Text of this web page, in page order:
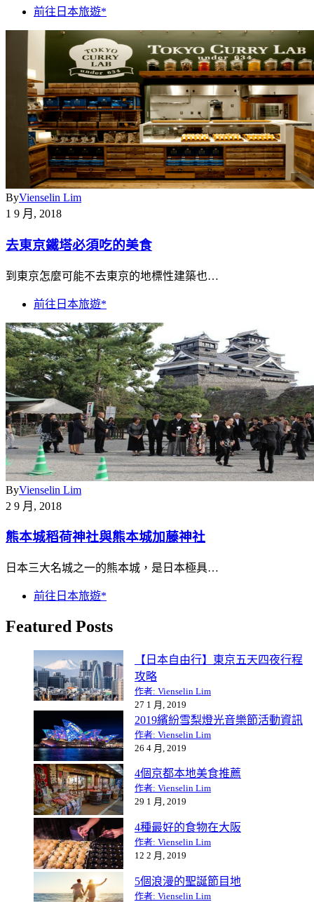
前往日本旅遊*
ByVienselin Lim
1 9 月, 2018
去東京鐵塔必須吃的美食
到東京怎麼可能不去東京的地標性建築也…
前往日本旅遊*
ByVienselin Lim
2 9 月, 2018
熊本城稻荷神社與熊本城加藤神社
日本三大名城之一的熊本城，是日本極具…
前往日本旅遊*
Featured Posts
【日本自由行】東京五天四夜行程
攻略
作者: Vienselin Lim
27 1 月, 2019
2019繽紛雪梨燈光音樂節活動資訊
作者: Vienselin Lim
26 4 月, 2019
4個京都本地美食推薦
作者: Vienselin Lim
29 1 月, 2019
4種最好的食物在大阪
作者: Vienselin Lim
12 2 月, 2019
5個浪漫的聖誕節目地
作者: Vienselin Lim